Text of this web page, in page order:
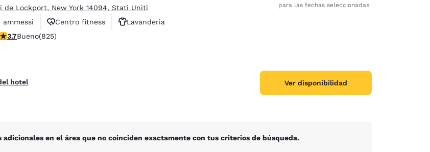
de Lockport, New York 14094, Stati Uniti
ammessi
Centro fitness
Lavanderia
de 3.68 estrellas. Bueno. 825 reseñas
3.7Bueno(825)
hotel
para las fechas seleccionadas
Ver disponibilidad
en el área que no coinciden exactamente con tus criterios de búsqueda.